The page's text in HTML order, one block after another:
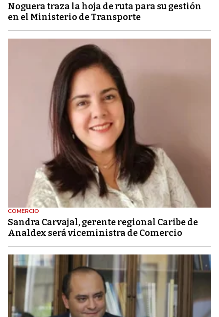
Noguera traza la hoja de ruta para su gestión
en el Ministerio de Transporte
COMERCIO
Sandra Carvajal, gerente regional Caribe de
Analdex será viceministra de Comercio